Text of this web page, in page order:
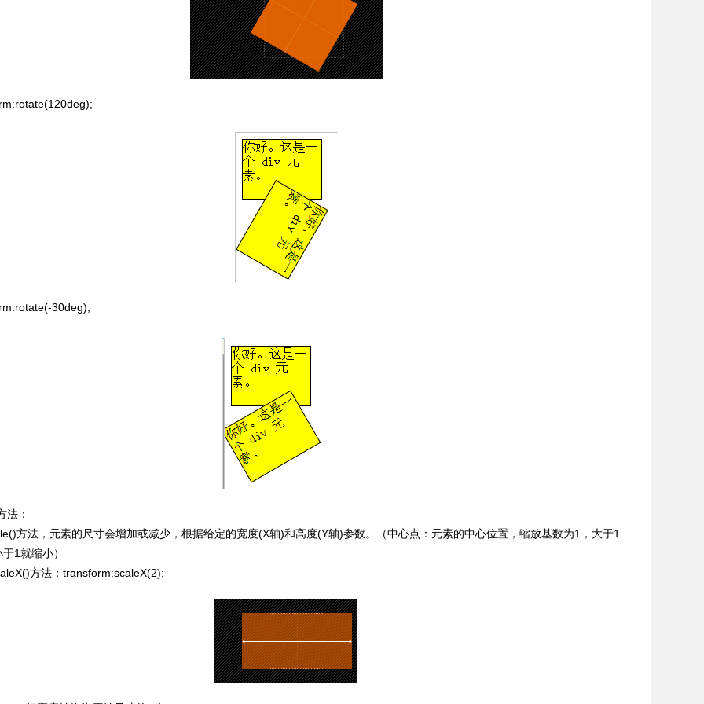
30deg);
：
方法，元素的尺寸会增加或减少，根据给定的宽度(X轴)和高度(Y轴)参数。（中心点：元素的中心位置，缩放基数为1，大于1
1就缩小）
方法：transform:scaleX(2);